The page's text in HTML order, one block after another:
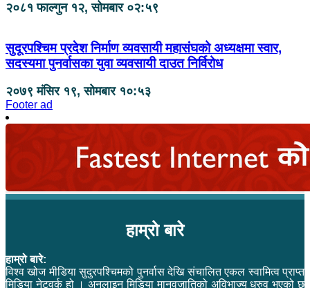
२०८१ फाल्गुन १२, सोमबार ०२:५९
सुदूरपश्चिम प्रदेश निर्माण व्यवसायी महासंघको अध्यक्षमा स्वार,
सदस्यमा पुनर्वासका युवा व्यवसायी दाउत निर्विरोध
२०७९ मंसिर १९, सोमबार १०:५३
Footer ad
हाम्रो बारे
हाम्रो बारे:
विश्व खोज मीडिया सुदुरपश्चिमको पुनर्वास देखि संचालित एकल स्वामित्व प्राप्त
मिडिया नेटवर्क हो । अनलाइन मिडिया मानवजातिको अविभाज्य ध्रुव भएको छ